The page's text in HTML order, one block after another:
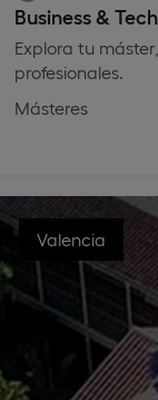
Business &
Explora tu
profesionales.
Másteres
Valencia